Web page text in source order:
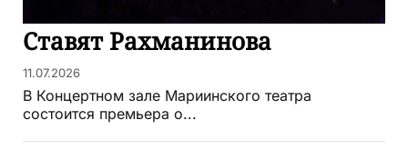
Ставят Рахманинова
11.07.2026
В Концертном зале Мариинского театра
состоится премьера о...